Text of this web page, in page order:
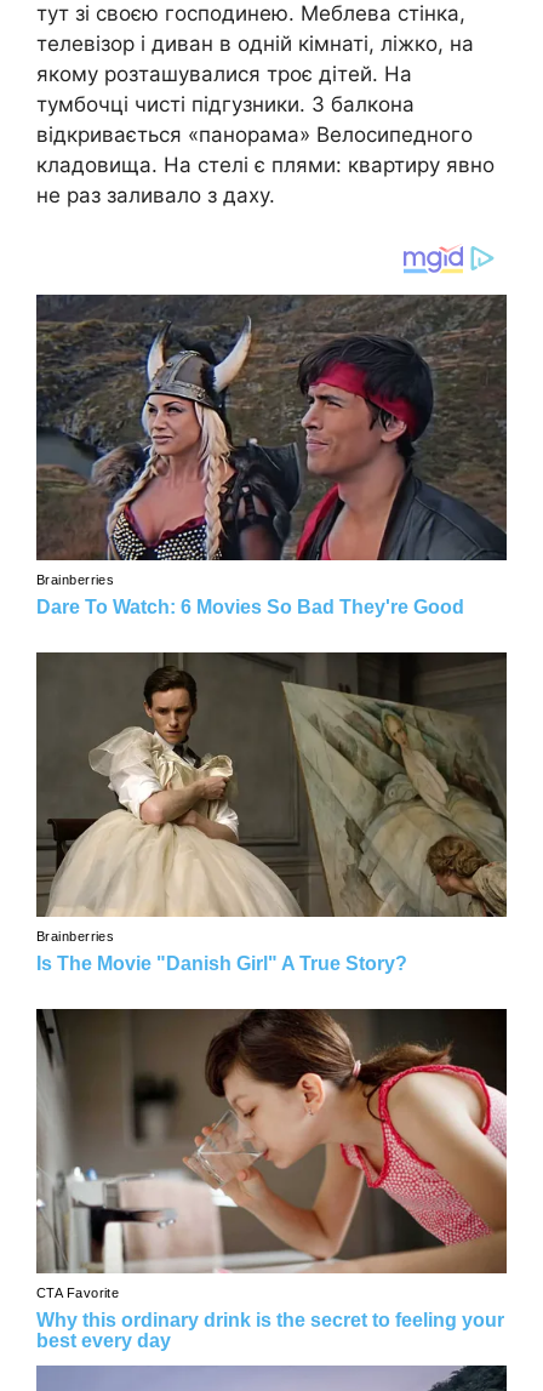
тут зі своєю господинею. Меблева стінка,
телевізор і диван в одній кімнаті, ліжко, на
якому розташувалися троє дітей. На
тумбочці чисті підгузники. З балкона
відкривається «панорама» Велосипедного
кладовища. На стелі є плями: квартиру явно
не раз заливало з даху.